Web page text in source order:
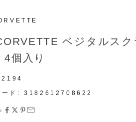
ベジタルスク
4個入り
2194
ード:3182612708622